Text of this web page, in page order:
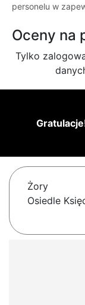
personelu w
Oceny na
Tylko
Żory
Osiedle